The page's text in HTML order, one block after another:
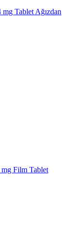
Tablet Ağızdan
Film Tablet